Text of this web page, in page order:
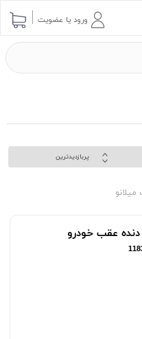
ورود یا عضویت
پربازدیدترین
دنده عقب خودرو